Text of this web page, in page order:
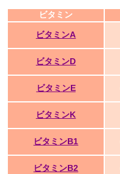
ビタミン
ビタミンA
ビタミンD
ビタミンE
ビタミンK
ビタミンB1
ビタミンB2